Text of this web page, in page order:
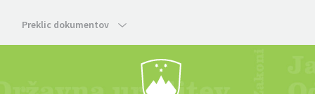
Preklic dokumentov